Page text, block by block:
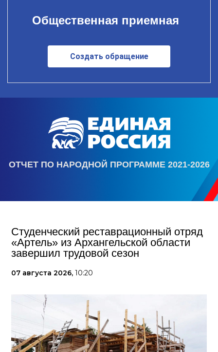
Общественная приемная
Создать обращение
ОТЧЕТ ПО НАРОДНОЙ ПРОГРАММЕ 2021-2026
Студенческий реставрационный отряд
«Артель» из Архангельской области
завершил трудовой сезон
07 августа 2026, 10:20